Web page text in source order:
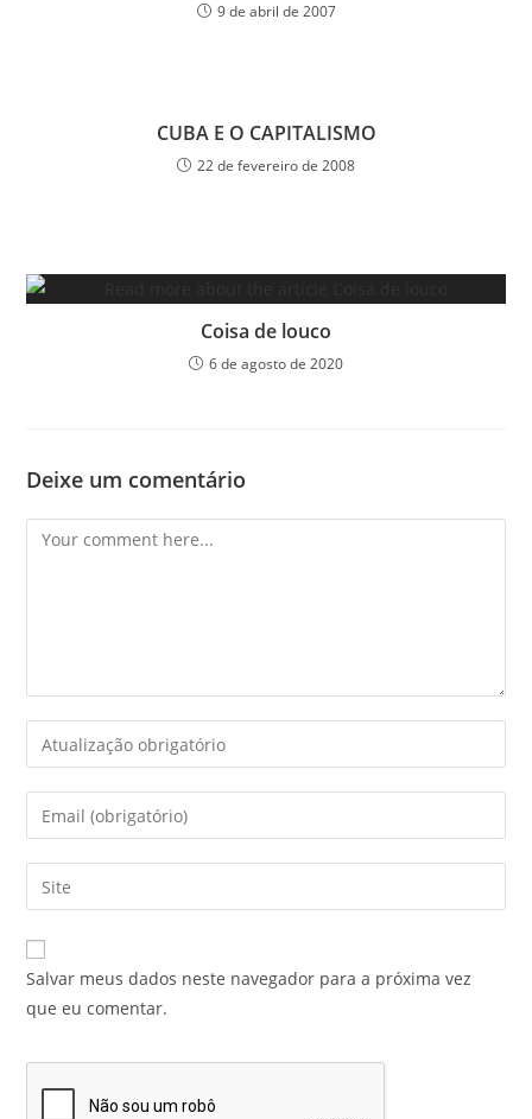
9 de abril de 2007
CUBA E O CAPITALISMO
22 de fevereiro de 2008
Coisa de louco
6 de agosto de 2020
Deixe um comentário
Salvar meus dados neste navegador para a próxima vez
que eu comentar.